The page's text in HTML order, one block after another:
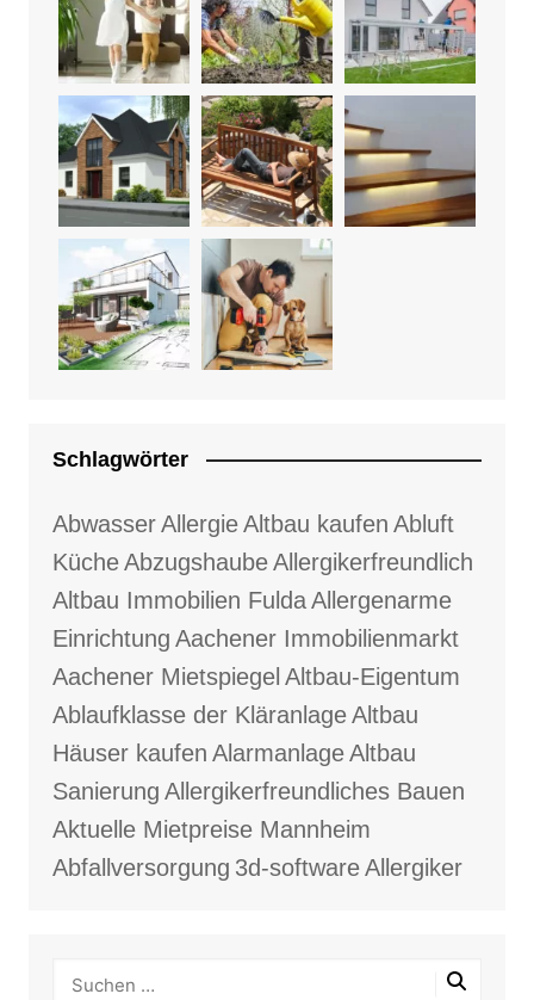
Schlagwörter
AbwasserAllergieAltbau kaufen Abluft
KücheAbzugshaubeAllergikerfreundlich
Altbau Immobilien FuldaAllergenarme
Einrichtung Aachener Immobilienmarkt
Aachener Mietspiegel Altbau-Eigentum
Ablaufklasse der KläranlageAltbau
Häuser kaufen AlarmanlageAltbau
Sanierung Allergikerfreundliches Bauen
Aktuelle Mietpreise Mannheim
Abfallversorgung 3d-softwareAllergiker